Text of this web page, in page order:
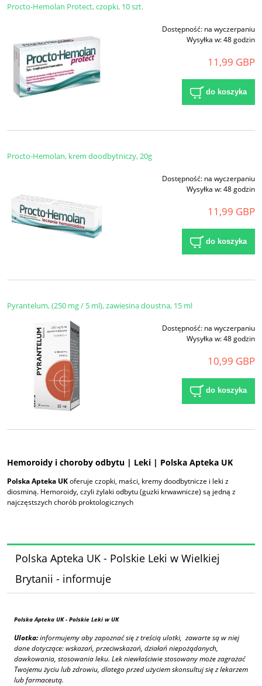
Procto-Hemolan Protect, czopki, 10 szt.
Dostępność: na wyczerpaniu
Wysyłka w:48 godzin
11,99 GBP
do koszyka
Procto-Hemolan, krem doodbytniczy, 20g
Dostępność: na wyczerpaniu
Wysyłka w:48 godzin
11,99 GBP
do koszyka
Pyrantelum, (250 mg / 5 ml), zawiesina doustna, 15 ml
Dostępność: na wyczerpaniu
Wysyłka w:48 godzin
10,99 GBP
do koszyka
Hemoroidy i choroby odbytu | Leki | Polska Apteka UK
Polska Apteka UKoferuje czopki, maści, kremy doodbytnicze i leki z
diosminą. Hemoroidy, czyli żylaki odbytu (guzki krwawnicze) są jedną z
najczęstszych chorób proktologicznych
Polska Apteka UK - Polskie Leki w Wielkiej
Brytanii - informuje
Polska Apteka UK- Polskie Leki w UK
Ulotka:informujemy aby zapoznać się z treścią ulotki, zawarte są w niej
dane dotyczące: wskazań, przeciwskazań, działań niepożądanych,
dawkowania, stosowania leku. Lek niewłaściwie stosowany może zagrażać
Twojemu życiu lub zdrowiu, dlatego przed użyciem skonsultuj się z lekarzem
lub farmaceutą.